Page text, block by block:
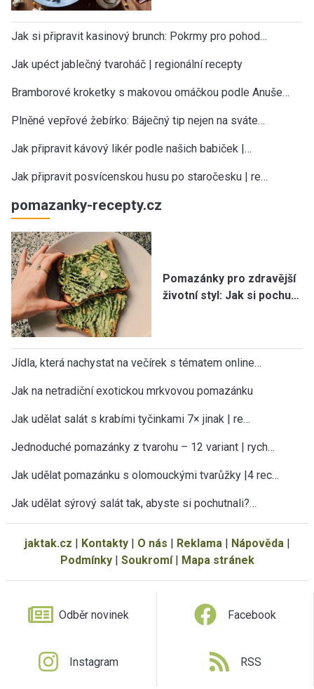
Jak si připravit kasinový brunch: Pokrmy pro pohod…
Jak upéct jablečný tvaroháč | regionální recepty
Bramborové kroketky s makovou omáčkou podle Anuše…
Plněné vepřové žebírko: Báječný tip nejen na sváte…
Jak připravit kávový likér podle našich babiček |…
Jak připravit posvícenskou husu po staročesku | re…
pomazanky-recepty.cz
Pomazánky pro zdravější
životní styl: Jak si pochu…
Jídla, která nachystat na večírek s tématem online…
Jak na netradiční exotickou mrkvovou pomazánku
Jak udělat salát s krabími tyčinkami 7× jinak | re…
Jednoduché pomazánky z tvarohu – 12 variant | rych…
Jak udělat pomazánku s olomouckými tvarůžky |4 rec…
Jak udělat sýrový salát tak, abyste si pochutnali?…
jaktak.cz | Kontakty| O nás | Reklama | Nápověda |
Podmínky| Soukromí| Mapa stránek
Odběr novinek Facebook
Instagram RSS